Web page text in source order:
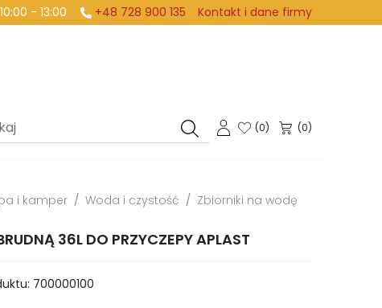
- 13:00 +48 728 900 135 Kontakt i dane firmy
(0) (0)
i kamper Woda i czystość Zbiorniki na wodę
36L DO PRZYCZEPY APLAST
700000100